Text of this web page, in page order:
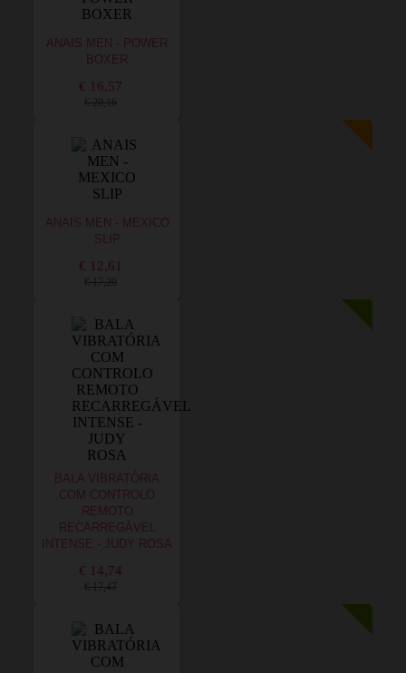
ANAIS MEN - POWER
BOXER
€ 16,57
€ 20,16
ANAIS MEN - MEXICO
SLIP
€ 12,61
€ 17,20
BALA VIBRATÓRIA
COM CONTROLO
REMOTO
RECARREGÁVEL
INTENSE - JUDY ROSA
€ 14,74
€ 17,47